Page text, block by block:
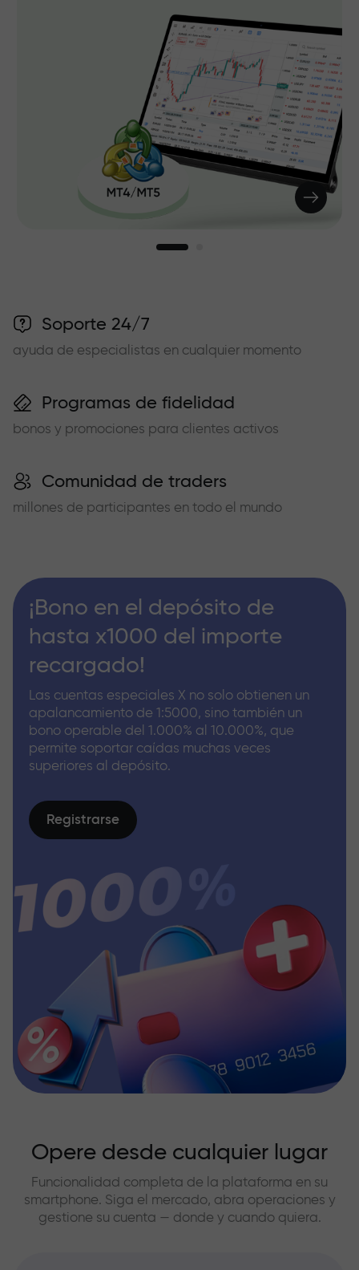
Soporte 24/7
ayuda de especialistas en cualquier momento
Programas de fidelidad
bonos y promociones para clientes activos
Comunidad de traders
millones de participantes en todo el mundo
¡Bono en el depósito de
hasta x1000 del importe
recargado!
Las cuentas especiales X no solo obtienen un
apalancamiento de 1:5000, sino también un
bono operable del 1.000% al 10.000%, que
permite soportar caídas muchas veces
superiores al depósito.
Registrarse
Opere desde cualquier lugar
Funcionalidad completa de la plataforma en su
smartphone. Siga el mercado, abra operaciones y
gestione su cuenta — donde y cuando quiera.